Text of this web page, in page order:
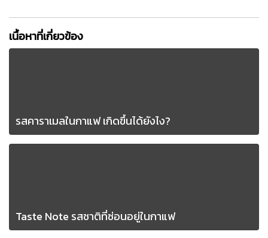
เนื้อหาที่เกี่ยวข้อง
รสคาราเมลในกาแฟ เกิดขึ้นได้ยังไง?
Taste Note รสชาติที่ซ่อนอยู่ในกาแฟ